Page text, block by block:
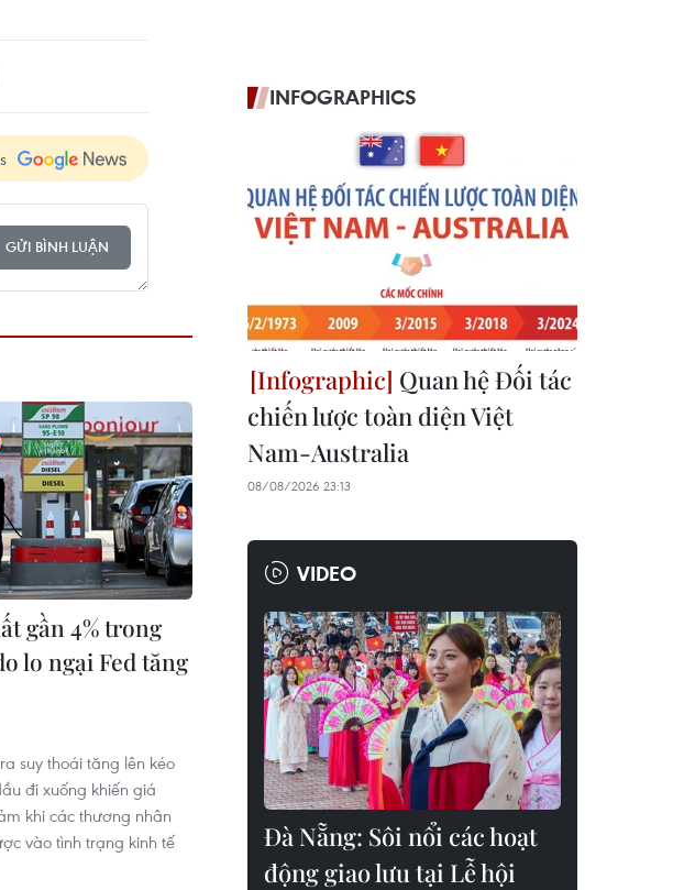
GỬI BÌNH LUẬN
gần 4% trong
lo ngại Fed tăng
suy thoái tăng lên kéo
đi xuống khiến giá
khi các thương nhân
vào tình trạng kinh tế
INFOGRAPHICS
Quan hệ Đối tác
chiến lược toàn diện Việt
Nam-Australia
08/08/2026 23:13
VIDEO
Đà Nẵng: Sôi nổi các hoạt
động giao lưu tại Lễ hội